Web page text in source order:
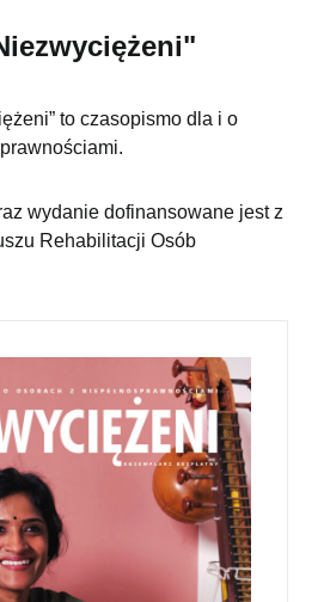
to czasopismo dla i o
wydanie dofinansowane jest z
Rehabilitacji Osób